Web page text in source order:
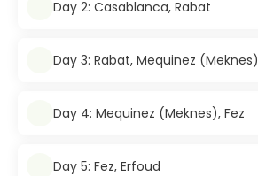
Day 2: Casablanca, Rabat
Day 3: Rabat, Mequinez (Meknes)
Day 4: Mequinez (Meknes), Fez
Day 5: Fez, Erfoud